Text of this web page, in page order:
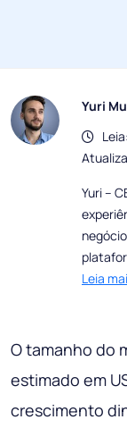
Yuri
Yuri –
Leia
O tamanho do
estimado em
crescimento